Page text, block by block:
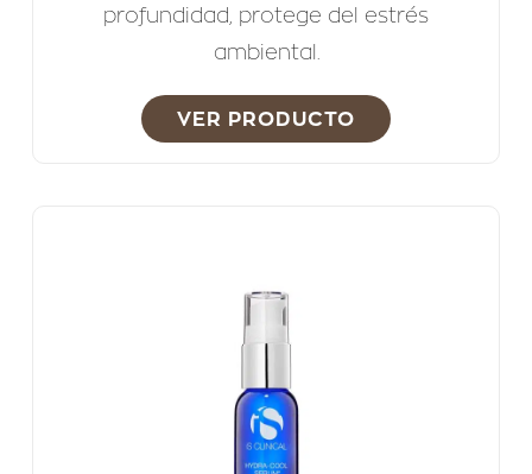
profundidad, protege del estrés
ambiental.
VER PRODUCTO